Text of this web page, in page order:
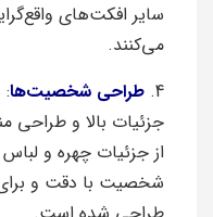
سایر افکت‌های
می‌کنند.
4. طراحی شخصیت‌ها
جزئیات بالا و طراحی
از جزئیات چهره و
شخصیت با دقت و